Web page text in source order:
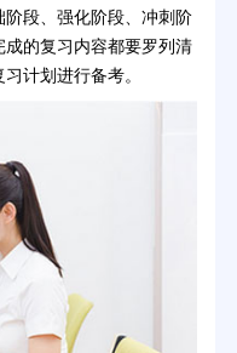
段、强化阶段、冲刺阶
的复习内容都要罗列清
计划进行备考。